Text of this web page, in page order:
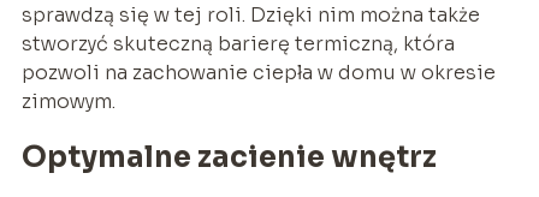
sprawdzą się w tej roli. Dzięki nim można także
stworzyć skuteczną barierę termiczną, która
pozwoli na zachowanie ciepła w domu w okresie
zimowym.
Optymalne zacienie wnętrz